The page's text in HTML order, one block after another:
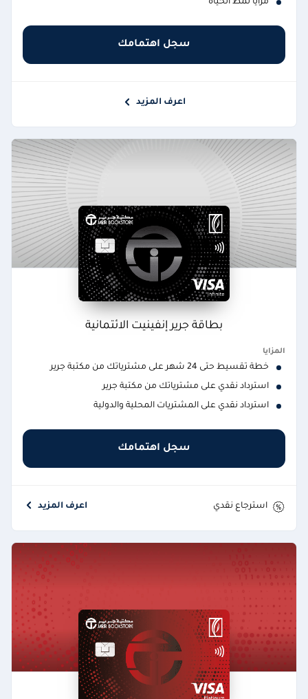
سجل اهتمامك
اعرف المزيد
بطاقة جرير إنفينيت الائتمانية
المزايا
خطة تقسيط حتى 24 شهر على مشترياتك من مكتبة جرير
استرداد نقدي على مشترياتك من مكتبة جرير
استرداد نقدي على المشتريات المحلية والدولية
سجل اهتمامك
استرجاع نقدي اعرف المزيد